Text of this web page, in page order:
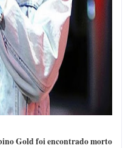
Gold foi encontrado morto